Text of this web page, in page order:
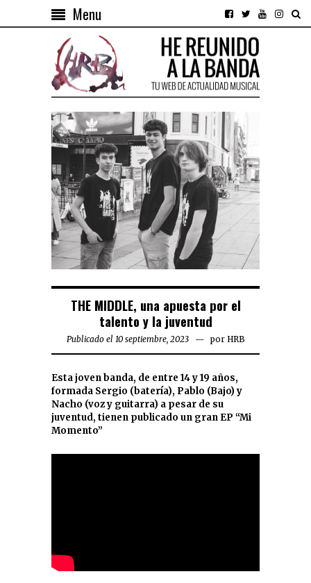
Menu
THE MIDDLE, una apuesta por el
talento y la juventud
Publicado el 10 septiembre, 2023 por HRB
Esta joven banda, de entre 14 y 19 años,
formada Sergio (batería), Pablo (Bajo) y
Nacho (voz y guitarra) a pesar de su
juventud, tienen publicado un gran EP “Mi
Momento”